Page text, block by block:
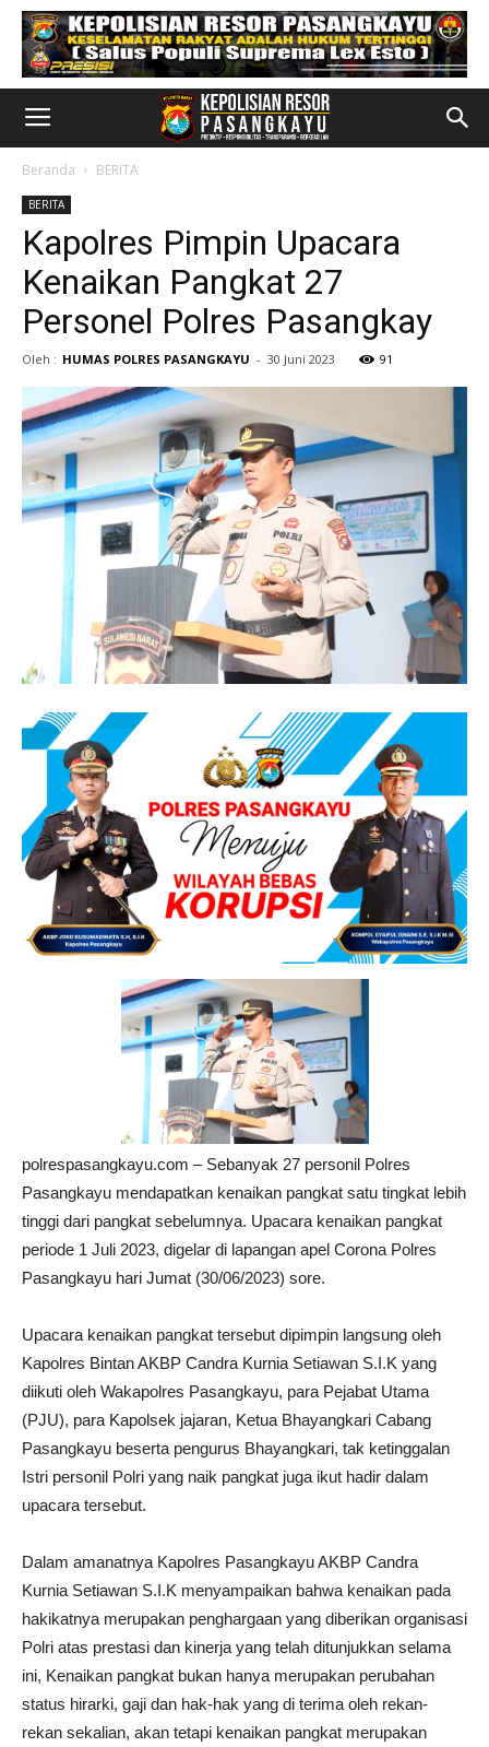
Beranda BERITA
BERITA
Kapolres Pimpin Upacara
Kenaikan Pangkat 27
Personel Polres Pasangkay
Oleh : HUMAS POLRES PASANGKAYU - 30 Juni 2023 91
polrespasangkayu.com – Sebanyak 27 personil Polres
Pasangkayu mendapatkan kenaikan pangkat satu tingkat lebih
tinggi dari pangkat sebelumnya. Upacara kenaikan pangkat
periode 1 Juli 2023, digelar di lapangan apel Corona Polres
Pasangkayu hari Jumat (30/06/2023) sore.
Upacara kenaikan pangkat tersebut dipimpin langsung oleh
Kapolres Bintan AKBP Candra Kurnia Setiawan S.I.K yang
diikuti oleh Wakapolres Pasangkayu, para Pejabat Utama
(PJU), para Kapolsek jajaran, Ketua Bhayangkari Cabang
Pasangkayu beserta pengurus Bhayangkari, tak ketinggalan
Istri personil Polri yang naik pangkat juga ikut hadir dalam
upacara tersebut.
Dalam amanatnya Kapolres Pasangkayu AKBP Candra
Kurnia Setiawan S.I.K menyampaikan bahwa kenaikan pada
hakikatnya merupakan penghargaan yang diberikan organisasi
Polri atas prestasi dan kinerja yang telah ditunjukkan selama
ini, Kenaikan pangkat bukan hanya merupakan perubahan
status hirarki, gaji dan hak-hak yang di terima oleh rekan-
rekan sekalian, akan tetapi kenaikan pangkat merupakan